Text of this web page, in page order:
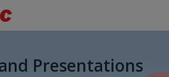
Presentations